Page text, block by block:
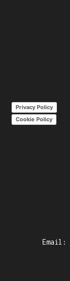
Privacy Policy
Cookie Policy
Email: